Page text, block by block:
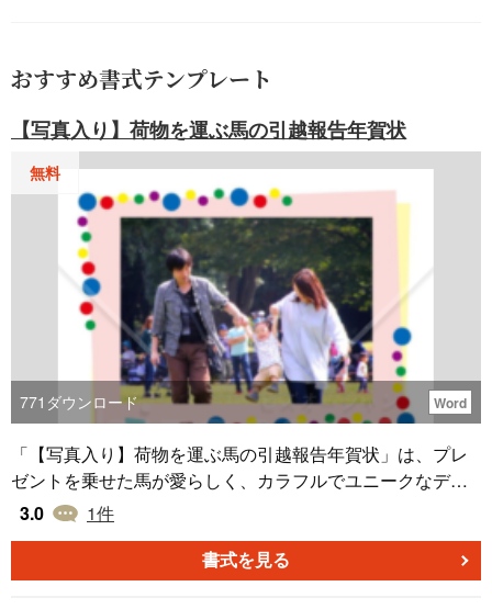
おすすめ書式テンプレート
【写真入り】荷物を運ぶ馬の引越報告年賀状
無料
771 ダウンロード Word
「【写真入り】荷物を運ぶ馬の引越報告年賀状」は、プレ
ゼントを乗せた馬が愛らしく、カラフルでユニークなデザ
インテンプレートです。馬が荷物を運ぶ姿は、新しい場所
このフォトフレームタイプの年賀状を利用し、新居での家
族の笑顔や、新しい環境での初めての瞬間を捉えて、新年
3.0 1件
書式を見る